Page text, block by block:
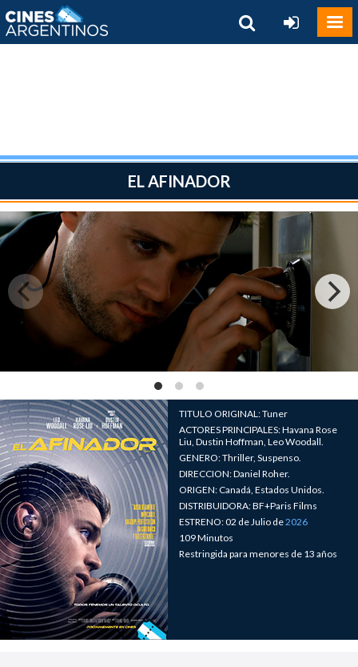
EL AFINADOR
TITULO ORIGINAL: Tuner
ACTORES PRINCIPALES: Havana Rose
Liu, Dustin Hoffman, Leo Woodall.
GENERO: Thriller, Suspenso.
DIRECCION: Daniel Roher.
ORIGEN: Canadá, Estados Unidos.
DISTRIBUIDORA: BF+Paris Films
ESTRENO: 02 de Julio de2026
109 Minutos
Restringida para menores de 13 años